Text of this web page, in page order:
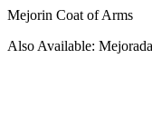
Mejorin Coat of Arms
Also Available: